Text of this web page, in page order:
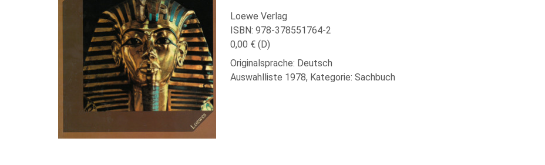
Loewe Verlag
ISBN: 978-378551764-2
0,00 € (D)
Originalsprache: Deutsch
Auswahlliste 1978, Kategorie: Sachbuch